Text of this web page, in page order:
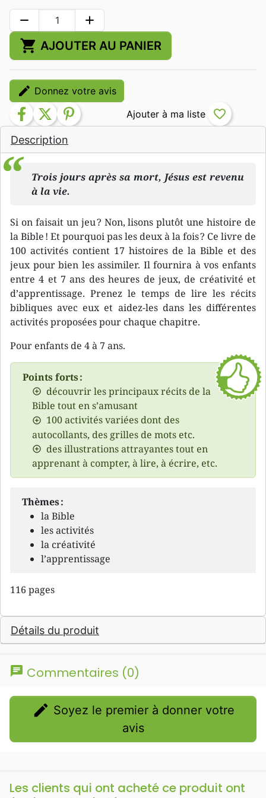
Description
Trois jours après sa mort, Jésus est revenu
à la vie.
Si on faisait un jeu ? Non, lisons plutôt une histoire de
la Bible ! Et pourquoi pas les deux à la fois ? Ce livre de
100 activités contient 17 histoires de la Bible et des
jeux pour bien les assimiler. Il fournira à vos enfants
entre 4 et 7 ans des heures de jeux, de créativité et
d’apprentissage. Prenez le temps de lire les récits
bibliques avec eux et aidez-les dans les différentes
activités proposées pour chaque chapitre.
Pour enfants de 4 à 7 ans.
Points forts :
découvrir les principaux récits de la
Bible tout en s’amusant
100 activités variées dont des
autocollants, des grilles de mots etc.
des illustrations attrayantes tout en
apprenant à compter, à lire, à écrire, etc.
Thèmes :
la Bible
les activités
la créativité
l’apprentissage
116 pages
Détails du produit
remove add
shopping_cart AJOUTER AU PANIER
edit Donnez votre avis
facebook twitter pinterest favorite_border
chat Commentaires (0)
edit
avis
Les clients qui ont acheté ce produit ont